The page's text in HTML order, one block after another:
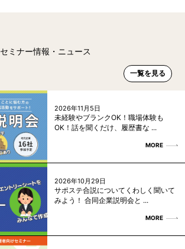
セミナー情報・ニュース
一覧を見る
2026年11月5日
未経験やブランクOK！職場体験も
OK！話を聞くだけ、履歴書な ...
MORE
2026年10月29日
サポステ合説についてくわしく聞いて
みよう！ 合同企業説明会と ...
MORE